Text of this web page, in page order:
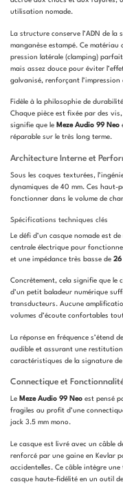
utilisation nomade.
La structure conserve l’ADN de
manganèse estampé. Ce
pression latérale (clamping)
mais assez douce pour éviter
galvanisé, renforçant l’impression
Fidèle à la philosophie de
Chaque pièce est fixée par des
signifie que le Meze Audio 99 Neo
réparable sur le très long terme.
Architecture Interne et
Sous les coques texturées,
dynamiques de 40 mm. Ces haut-
fonctionner dans le volume de
Spécifications techniques clés
Le défi d’un casque nomade est
centrale électrique pour
et une impédance très basse de 26
Concrètement, cela signifie que
d’un petit baladeur numérique
transducteurs. Aucune
volumes d’écoute confortables
La réponse en fréquence s’étend de
audible et assurant une
caractéristiques de la signature de
Connectique et
Le Meze Audio 99 Neo est pensé
fragiles au profit d’une
jack 3.5 mm mono.
Le casque est livré avec un câble
renforcé par une gaine en Kevlar
accidentelles. Ce câble intègre
casque haute-fidélité en un outil